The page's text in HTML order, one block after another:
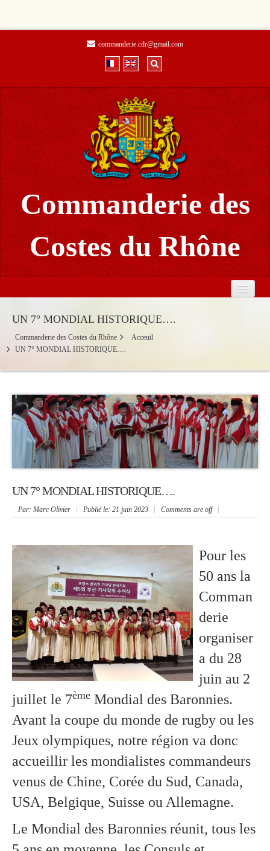
commanderie.cdr@gmail.com
Commanderie des
Costes du Rhône
Les Baronnies
Calendrier
Contact
Actualités
2026
UN 7° MONDIAL HISTORIQUE….
Commanderie des Costes du Rhône
Acceuil
UN 7° MONDIAL HISTORIQUE….
UN 7° MONDIAL HISTORIQUE….
Par: Marc Olivier Publié le: 21 juin 2023 Comments are off
Pour les
50 ans la
Comman
derie
organiser
a du 28
juin au 2
juillet le 7ème Mondial des Baronnies.
Avant la coupe du monde de rugby ou les
Jeux olympiques, notre région va donc
accueillir les mondialistes commandeurs
venus de Chine, Corée du Sud, Canada,
USA, Belgique, Suisse ou Allemagne.
Le Mondial des Baronnies réunit, tous les